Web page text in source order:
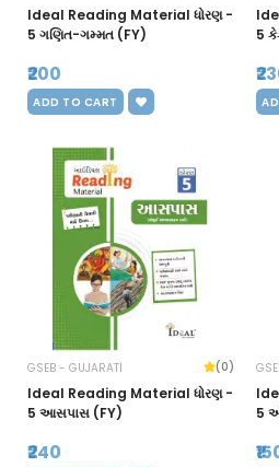
Ideal Reading Material ધોરણ -
5 ગણિત-ગમ્મત (FY)
₹200
ADD TO CART
5
GSEB - GUJARATI (0)
Ideal Reading Material ધોરણ -
5 આસપાસ (FY)
₹240
5